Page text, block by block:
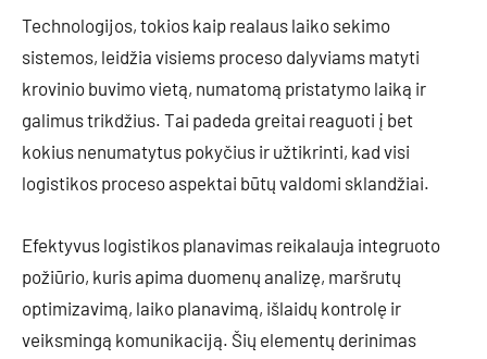
Technologijos, tokios kaip realaus laiko sekimo
sistemos, leidžia visiems proceso dalyviams matyti
krovinio buvimo vietą, numatomą pristatymo laiką ir
galimus trikdžius. Tai padeda greitai reaguoti į bet
kokius nenumatytus pokyčius ir užtikrinti, kad visi
logistikos proceso aspektai būtų valdomi sklandžiai.
Efektyvus logistikos planavimas reikalauja integruoto
požiūrio, kuris apima duomenų analizę, maršrutų
optimizavimą, laiko planavimą, išlaidų kontrolę ir
veiksmingą komunikaciją. Šių elementų derinimas